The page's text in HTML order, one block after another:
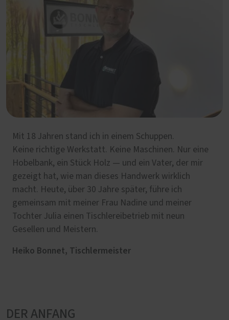
Mit 18 Jahren stand ich in einem Schuppen.
Keine richtige Werkstatt. Keine Maschinen. Nur eine
Hobelbank, ein Stück Holz — und ein Vater, der mir
gezeigt hat, wie man dieses Handwerk wirklich
macht. Heute, über 30 Jahre später, führe ich
gemeinsam mit meiner Frau Nadine und meiner
Tochter Julia einen Tischlereibetrieb mit neun
Gesellen und Meistern.
Heiko Bonnet, Tischlermeister
DER ANFANG